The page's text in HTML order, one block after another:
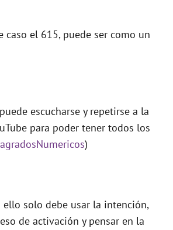
caso el 615, puede ser como un
escucharse y repetirse a la
para poder tener todos los
)
ello solo debe usar la intención,
de activación y pensar en la